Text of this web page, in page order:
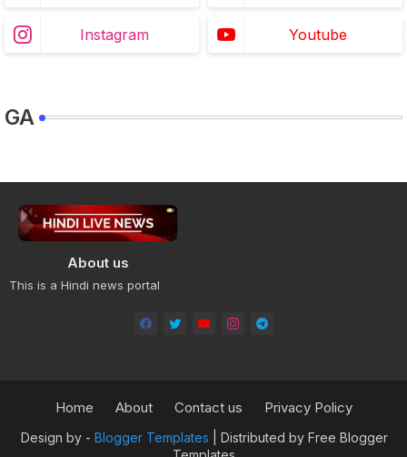
Instagram Youtube
GA
About us
This is a Hindi news portal
Design by - Blogger Templates | Distributed by Free Blogger
Home About Contact us Privacy Policy